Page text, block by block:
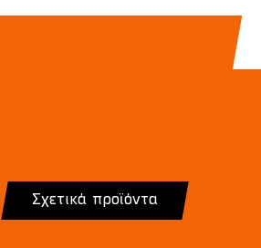
Σχετικά προϊόντα